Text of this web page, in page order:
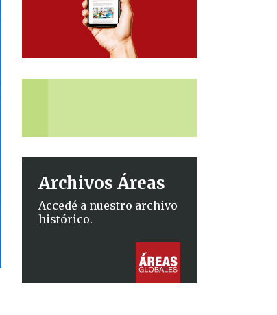
Archivos Áreas
Accedé a nuestro archivo
histórico.